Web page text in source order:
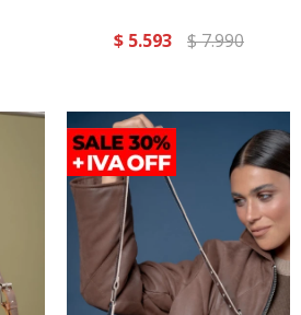
$ 5.593 $7.990